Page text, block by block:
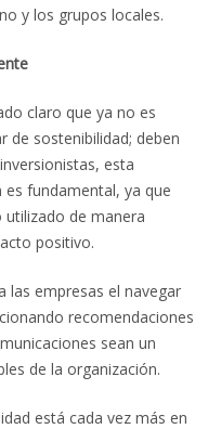
y los grupos locales.
claro que ya no es
de sostenibilidad; deben
esta
fundamental, ya que
utilizado de manera
positivo.
las empresas el navegar
recomendaciones
sean un
de la organización.
está cada vez más en